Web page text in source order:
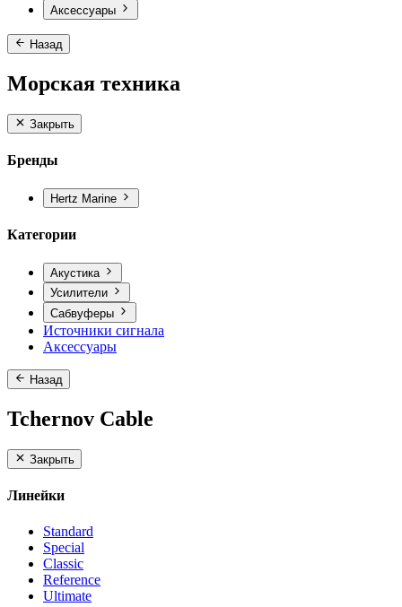
Аксессуары
Назад
Морская техника
Закрыть
Бренды
Hertz Marine
Категории
Акустика
Усилители
Сабвуферы
Источники сигнала
Аксессуары
Назад
Tchernov Cable
Закрыть
Линейки
Standard
Special
Classic
Reference
Ultimate